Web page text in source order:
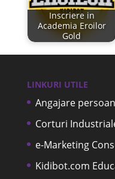
Inscriere in
Academia Eroilor
Gold
LINKURI UTILE
Angajare
Corturi
e-Marketing
Kidibot.com